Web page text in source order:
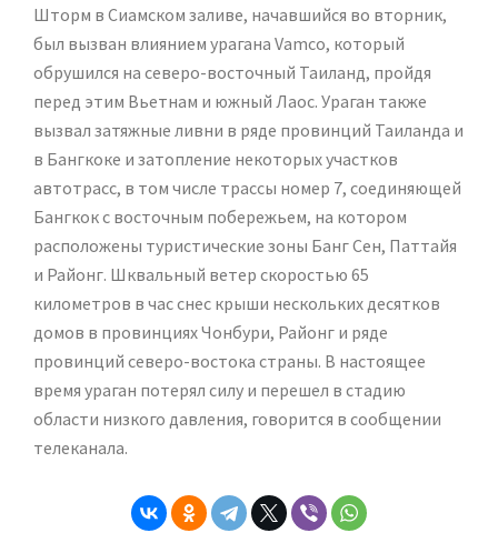
Шторм в Сиамском заливе, начавшийся во вторник,
был вызван влиянием урагана Vamco, который
обрушился на северо-восточный Таиланд, пройдя
перед этим Вьетнам и южный Лаос. Ураган также
вызвал затяжные ливни в ряде провинций Таиланда и
в Бангкоке и затопление некоторых участков
автотрасс, в том числе трассы номер 7, соединяющей
Бангкок с восточным побережьем, на котором
расположены туристические зоны Банг Сен, Паттайя
и Районг. Шквальный ветер скоростью 65
километров в час снес крыши нескольких десятков
домов в провинциях Чонбури, Районг и ряде
провинций северо-востока страны. В настоящее
время ураган потерял силу и перешел в стадию
области низкого давления, говорится в сообщении
телеканала.